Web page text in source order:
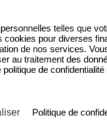
après sa sortie,
telles que
cookies pour diverses
de nos services.
au traitement des
de
Politique de